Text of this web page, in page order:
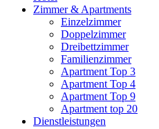
Zimmer & Apartments
Einzelzimmer
Doppelzimmer
Dreibettzimmer
Familienzimmer
Apartment Top 3
Apartment Top 4
Apartment Top 9
Apartment top 20
Dienstleistungen